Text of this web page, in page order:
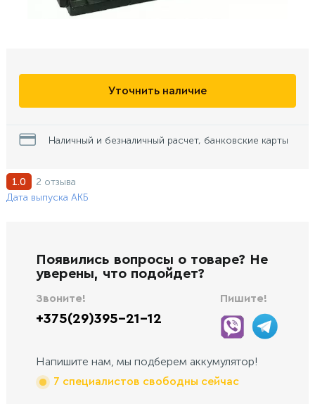
Уточнить наличие
Наличный и безналичный расчет, банковские карты
1.0
2 отзыва
Дата выпуска АКБ
Появились вопросы о товаре? Не
уверены, что подойдет?
Звоните!
+375(29)395-21-12
Пишите!
Напишите нам, мы подберем аккумулятор!
7 специалистов свободны сейчас